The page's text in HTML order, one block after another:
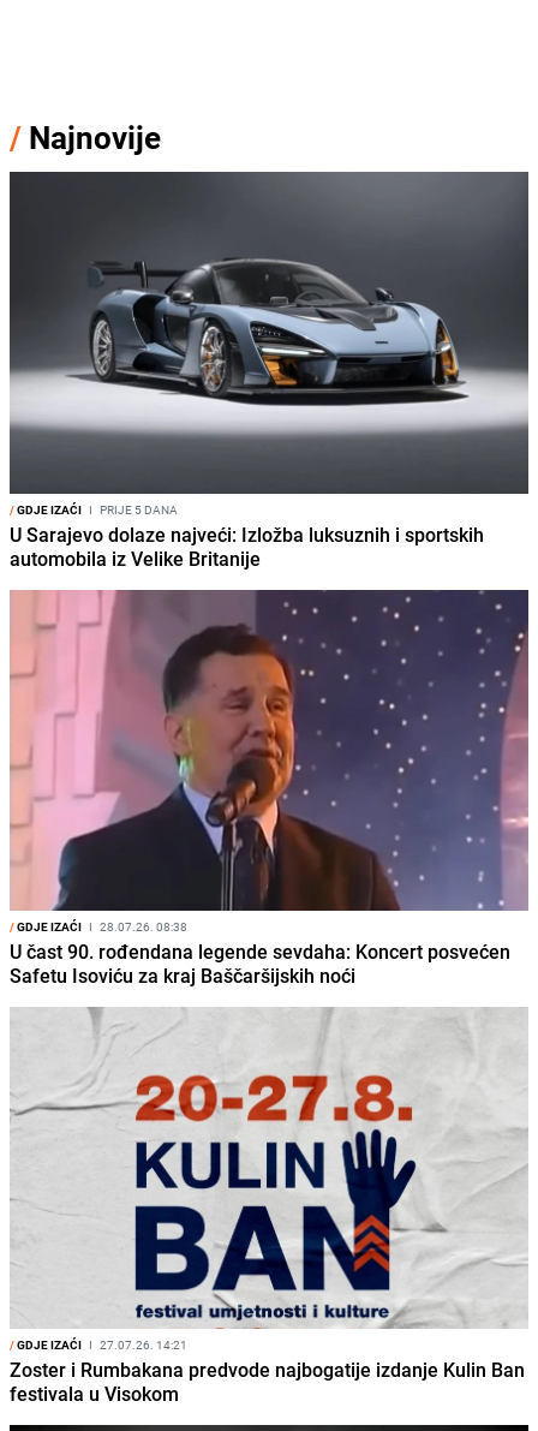
/ Najnovije
/GDJE IZAĆI I PRIJE 5 DANA
U Sarajevo dolaze najveći: Izložba luksuznih i sportskih
automobila iz Velike Britanije
/GDJE IZAĆI I 28.07.26. 08:38
U čast 90. rođendana legende sevdaha: Koncert posvećen
Safetu Isoviću za kraj Baščaršijskih noći
/GDJE IZAĆI I 27.07.26. 14:21
Zoster i Rumbakana predvode najbogatije izdanje Kulin Ban
festivala u Visokom